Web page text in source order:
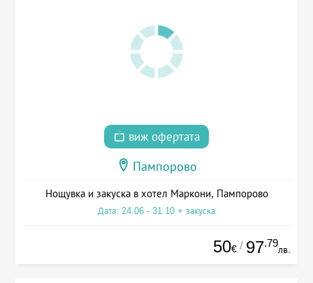
виж офертата
Пампорово
Нощувка и закуска в хотел Маркони, Пампорово
Дата: 24.06 - 31.10 + закуска
50€ / 97.79
лв.